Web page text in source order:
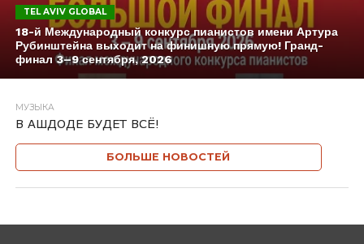
TEL AVIV GLOBAL
18-й Международный конкурс пианистов имени Артура
Рубинштейна выходит на финишную прямую! Гранд-
финал 3–9 сентября, 2026
МУЗЫКА
В АШДОДЕ БУДЕТ ВСЁ!
БОЛЬШЕ НОВОСТЕЙ